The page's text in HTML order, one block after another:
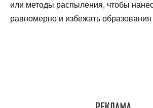
или методы распыления, чтобы
равномерно и избежать образования